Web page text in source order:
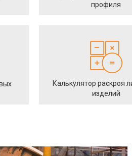
профиля
Калькулятор раскроя
изделий